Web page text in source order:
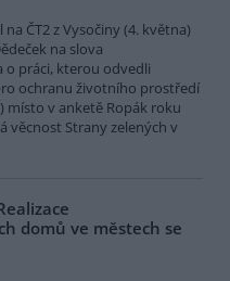
ČT2 z Vysočiny (4. května)
na slova
o práci, kterou odvedli
ochranu životního prostředí
místo v anketě Ropák roku
věcnost Strany zelených v
domů ve městech se